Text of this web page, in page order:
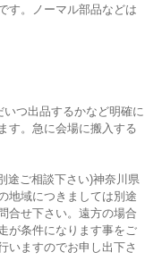
す。ノーマル部品などは
つ出品するかなど明確に
す。急に会場に搬入する
途ご相談下さい)神奈川県
地域につきましては別途
合せ下さい。遠方の場合
が条件になります事をご
いますのでお申し出下さ